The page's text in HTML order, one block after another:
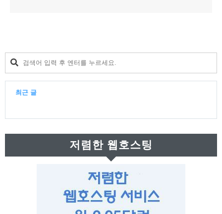
최근 글
최
근
저렴한 웹호스팅